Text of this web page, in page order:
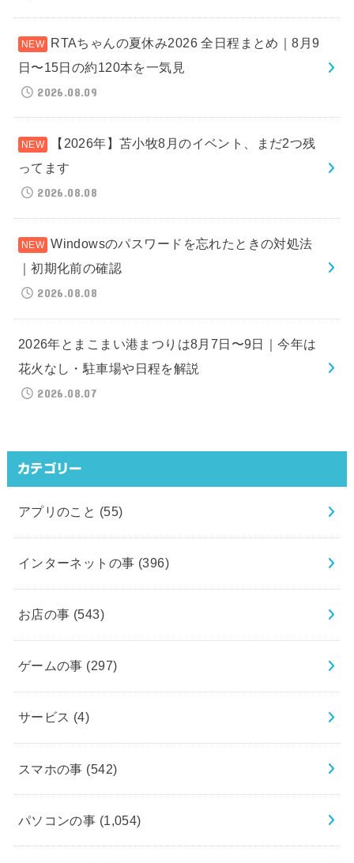
RTAちゃんの夏休み2026 全日程まとめ｜8月9
日〜15日の約120本を一気見
2026.08.09
【2026年】苫小牧8月のイベント、まだ2つ残
ってます
2026.08.08
Windowsのパスワードを忘れたときの対処法
｜初期化前の確認
2026.08.08
2026年とまこまい港まつりは8月7日〜9日｜今年は
花火なし・駐車場や日程を解説
2026.08.07
カテゴリー
アプリのこと (55)
インターネットの事 (396)
お店の事 (543)
ゲームの事 (297)
サービス (4)
スマホの事 (542)
パソコンの事 (1,054)